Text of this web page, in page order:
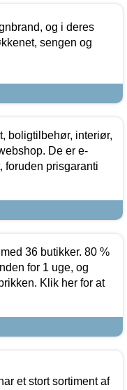
og i deres
sengen og
boligtilbehør, interiør,
De er e-
foruden prisgaranti
36 butikker. 80 %
for 1 uge, og
Klik her for at
et stort sortiment af